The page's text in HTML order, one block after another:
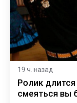
19 ч. назад
Ролик
смеяться вы